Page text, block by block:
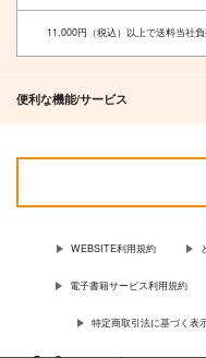
は一夜の過ちで
11,000円（税込）以上で送料当社負
便利な機能/サービス
WEBSITE利用規約
電子書籍サービス利用規約
特定商取引法に基づく表